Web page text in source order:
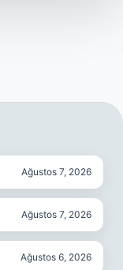
Ağustos 7, 2026
Ağustos 7, 2026
Ağustos 6, 2026